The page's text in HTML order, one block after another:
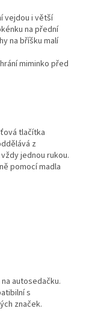
vejdou i větší
na přední
na bříšku malí
miminko před
tlačítka
z
jednou rukou.
pomocí madla
autosedačku.
s
značek.